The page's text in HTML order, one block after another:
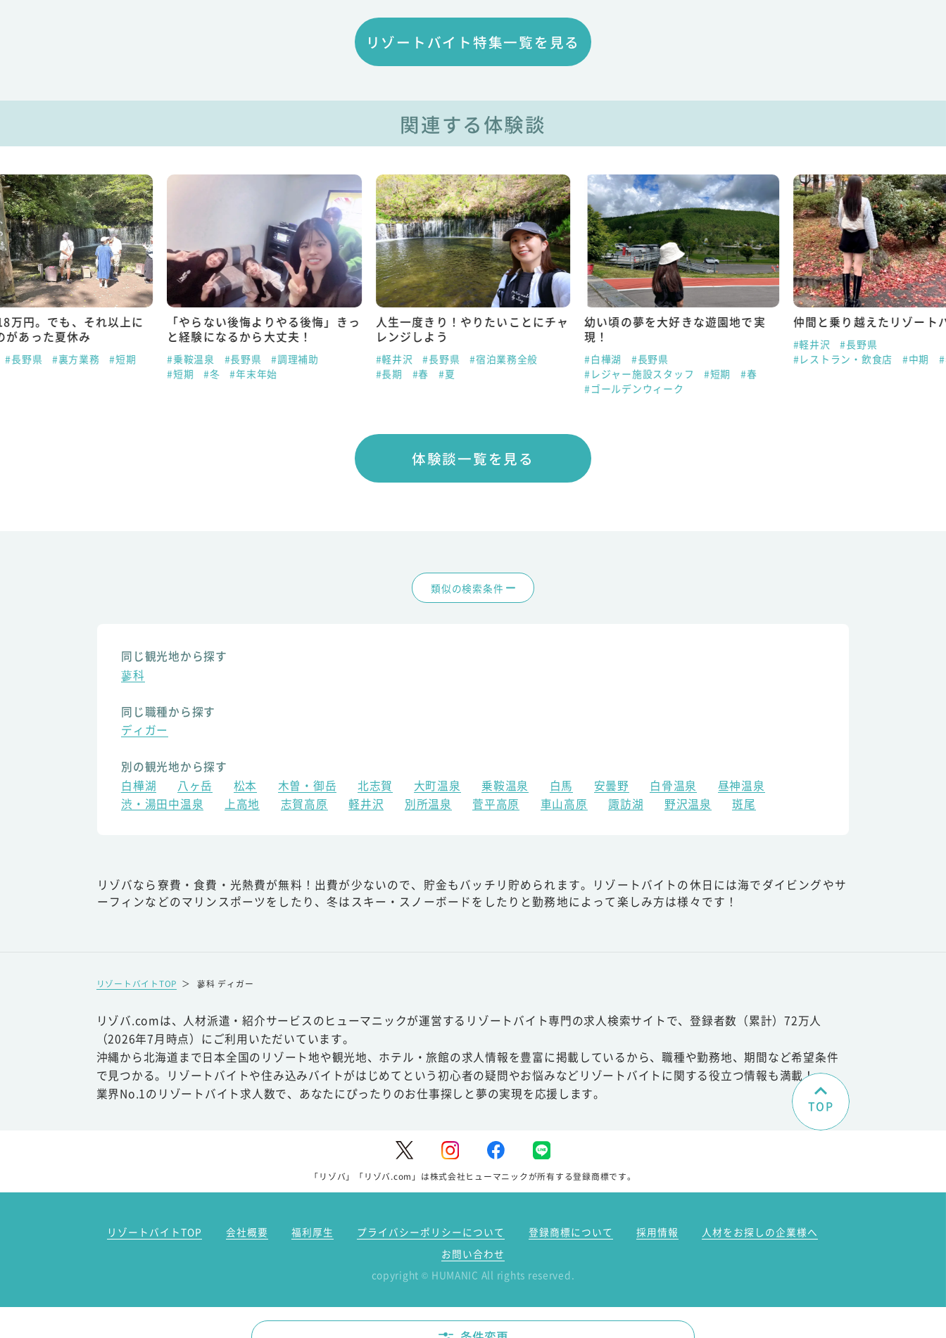
リゾートバイト特集一覧を見る
関連する体験談
万円。でも、それ以上に
があった夏休み
#長野県 #裏方業務 #短期
「やらない後悔よりやる後悔」きっ
と経験になるから大丈夫！
#乗鞍温泉 #長野県
#調理補助
#短期
#冬 #年末年始
人生一度きり！やりたいことにチャ
レンジしよう
#軽井沢 #長野県
#宿泊業務全般
#長期
#春 #夏
幼い頃の夢を大好きな遊園地で実
現！
#白樺湖
#長野県
#レジャー施設スタッフ
#短期
#春
#ゴールデンウィーク
仲間と乗り越えたリゾート
#軽井沢
#長野県
#レストラン・飲食店
#中期
体験談一覧を見る
類似の検索条件
同じ観光地から探す
蓼科
同じ職種から探す
ディガー
別の観光地から探す
白樺湖
八ヶ岳 松本 木曽・御岳 北志賀 大町温泉 乗鞍温泉 白馬 安曇野 白骨温泉
昼神温泉
渋・湯田中温泉
上高地 志賀高原 軽井沢 別所温泉 菅平高原 車山高原 諏訪湖 野沢温泉 斑尾
リゾバなら寮費・食費・光熱費が無料！出費が少ないので、貯金もバッチリ貯められます。リゾートバイトの休日には海でダイビングやサ
ーフィンなどのマリンスポーツをしたり、冬はスキー・スノーボードをしたりと勤務地によって楽しみ方は様々です！
リゾートバイトTOP ＞ 蓼科 ディガー
リゾバ.comは、人材派遣・紹介サービスのヒューマニックが運営するリゾートバイト専門の求人検索サイトで、登録者数（累計）72万人
（2026年7月時点）にご利用いただいています。
沖縄から北海道まで日本全国のリゾート地や観光地、ホテル・旅館の求人情報を豊富に掲載しているから、職種や勤務地、期間など希望条件
で見つかる。リゾートバイトや住み込みバイトがはじめてという初心者の疑問やお悩みなどリゾートバイトに関する役立つ情報も満載！
業界No.1のリゾートバイト求人数で、あなたにぴったりのお仕事探しと夢の実現を応援します。
TOP
「リゾバ」「リゾバ.com」は株式会社ヒューマニックが所有する登録商標です。
リゾートバイトTOP 会社概要 福利厚生 プライバシーポリシーについて 登録商標について 採用情報
人材をお探しの企業様へ
お問い合わせ
copyright © HUMANIC All rights reserved.